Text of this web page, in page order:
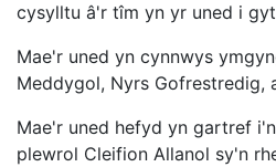
cysylltu â'r tîm yn yr uned i
Mae'r uned yn cynnwys
Meddygol, Nyrs Gofrestredig,
Mae'r uned hefyd yn gartref
plewrol Cleifion Allanol sy'n